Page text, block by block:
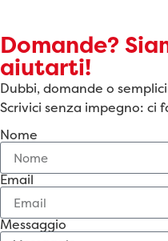
Domande?
aiutarti!
Dubbi, domande o
Scrivici senza impegno: ci
Nome
Email
Messaggio